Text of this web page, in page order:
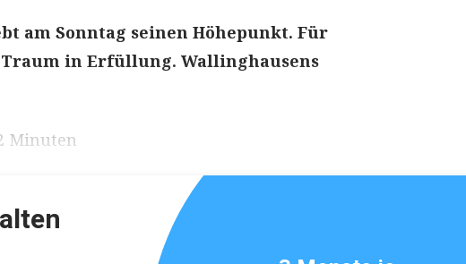
am Sonntag seinen Höhepunkt. Für
in Erfüllung. Wallinghausens
Minuten